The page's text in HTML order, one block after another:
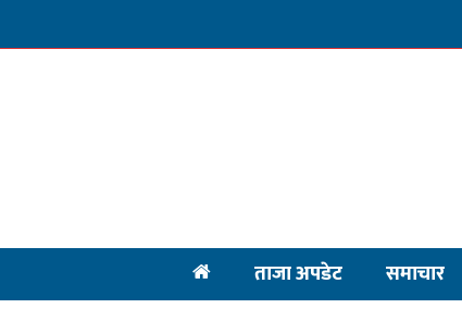
ताजा अपडेट समाचार